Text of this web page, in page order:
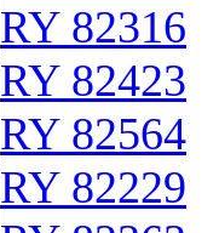
RY 82316
RY 82423
RY 82564
RY 82229